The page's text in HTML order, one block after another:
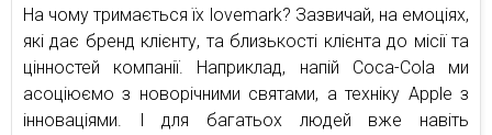
На чому тримається їх lovemark? Зазвичай, на емоціях,
які дає бренд клієнту, та близькості клієнта до місії та
цінностей компанії. Наприклад, напій Coca-Cola ми
асоціюємо з новорічними святами, а техніку Apple з
інноваціями. І для багатьох людей вже навіть